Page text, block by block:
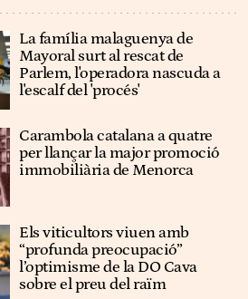
La família malaguenya de
Mayoral surt al rescat de
Parlem, l'operadora nascuda a
l'escalf del 'procés'
Carambola catalana a quatre
per llançar la major promoció
immobiliària de Menorca
Els viticultors viuen amb
“profunda preocupació”
l’optimisme de la DO Cava
sobre el preu del raïm